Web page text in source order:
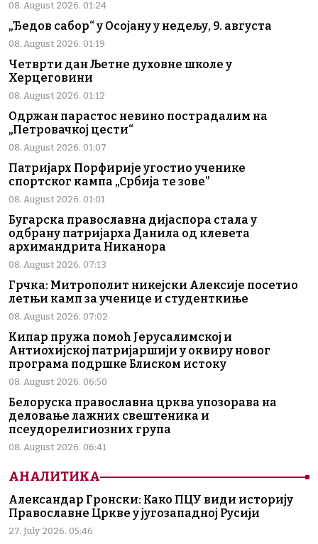
08. August 2026. 01:24
„Ђедов сабор“ у Осојану у недељу, 9. августа
08. August 2026. 01:19
Четврти дан Љетне духовне школе у
Херцеговини
08. August 2026. 01:12
Одржан парастос невино пострадалим на
„Петровачкој цести“
08. August 2026. 01:07
Патријарх Порфирије угостио ученике
спортског кампа „Србија те зове”
08. August 2026. 01:01
Бугарска православна дијаспора стала у
одбрану патријарха Данила од клевета
архимандрита Никанора
08. August 2026. 07:13
Грчка: Митрополит никејски Алексије посетио
летњи камп за ученице и студенткиње
08. August 2026. 07:02
Кипар пружа помоћ Јерусалимској и
Антиохијској патријаршији у оквиру новог
програма подршке Блиском истоку
08. August 2026. 06:50
Белоруска православна црква упозорава на
деловање лажних свештеника и
псеудорелигиозних група
08. August 2026. 06:41
АНАЛИТИКА
Александар Гронски: Како ПЦУ види историју
Православне Цркве у југозападној Русији
27. July 2026. 05:46